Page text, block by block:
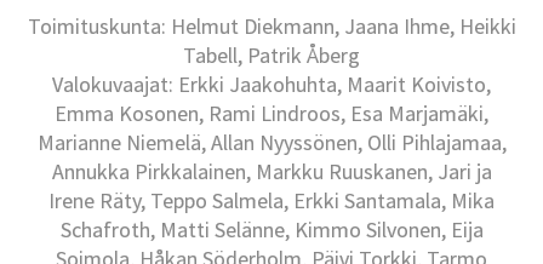
Toimituskunta: Helmut Diekmann, Jaana Ihme, Heikki
Tabell, Patrik Åberg
Valokuvaajat: Erkki Jaakohuhta, Maarit Koivisto,
Emma Kosonen, Rami Lindroos, Esa Marjamäki,
Marianne Niemelä, Allan Nyyssönen, Olli Pihlajamaa,
Annukka Pirkkalainen, Markku Ruuskanen, Jari ja
Irene Räty, Teppo Salmela, Erkki Santamala, Mika
Schafroth, Matti Selänne, Kimmo Silvonen, Eija